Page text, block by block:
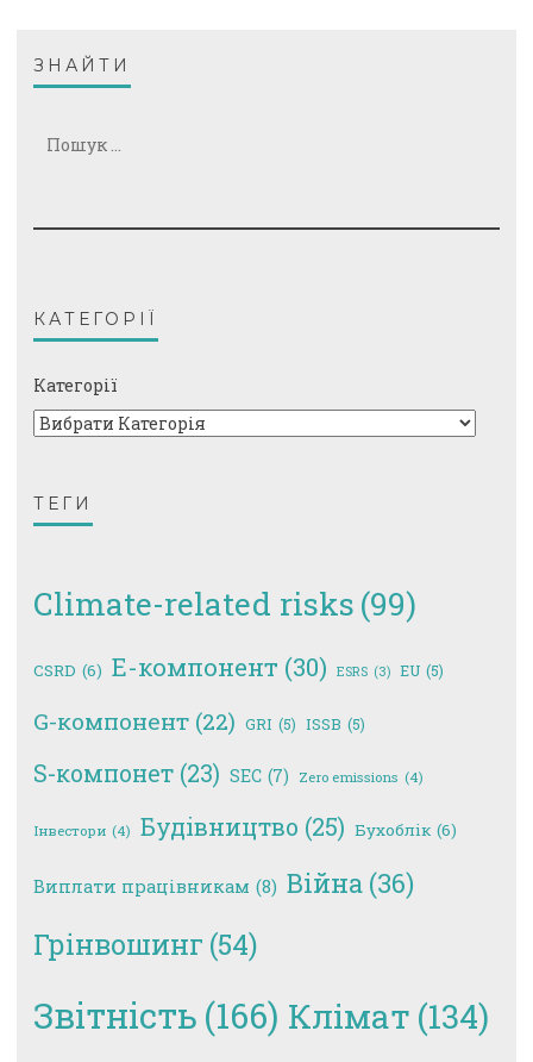
ЗНАЙТИ
КАТЕГОРІЇ
Категорії
ТЕГИ
Climate-related risks (99)
CSRD (6) E-компонент (30) ESRS (3) EU (5)
G-компонент (22) GRI (5) ISSB (5)
S-компонет (23) SEC (7) Zero emissions (4)
Інвестори (4) Будівництво (25) Бухоблік (6)
Виплати працівникам (8) Війна (36)
Грінвошинг (54)
Звітність (166) Клімат (134)